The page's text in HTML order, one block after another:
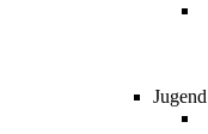
Jugend